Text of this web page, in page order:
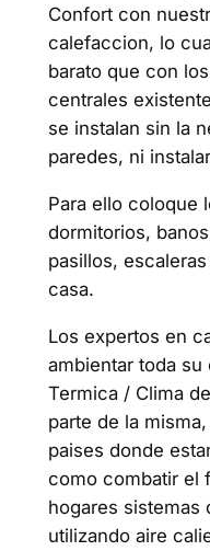
Confort con
calefaccion, lo
barato que con
centrales
se instalan sin la
paredes, ni
Para ello coloque
dormitorios,
pasillos,
casa.
Los expertos en
ambientar toda su
Termica / Clima
parte de la
paises donde
como combatir el
hogares sistemas
utilizando aire